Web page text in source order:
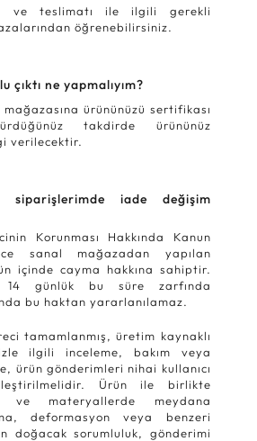
ve teslimatı ile ilgili gerekli
öğrenebilirsiniz.
çıktı ne yapmalıyım?
mağazasına ürününüzü sertifikası
takdirde ürününüz
verilecektir.
siparişlerimde iade değişim
Korunması Hakkında Kanun
sanal mağazadan yapılan
içinde cayma hakkına sahiptir.
14 günlük bu süre zarfında
bu haktan yararlanılamaz.
tamamlanmış, üretim kaynaklı
ilgili inceleme, bakım veya
ürün gönderimleri nihai kullanıcı
Ürün ile birlikte
ve materyallerde meydana
deformasyon veya benzeri
doğacak sorumluluk, gönderimi